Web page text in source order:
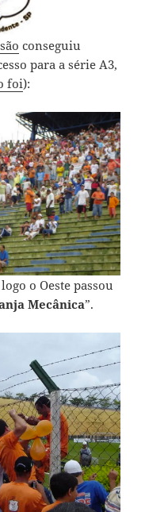
conseguiu
para a série A3,
foi):
o Oeste passou
Mecânica”.